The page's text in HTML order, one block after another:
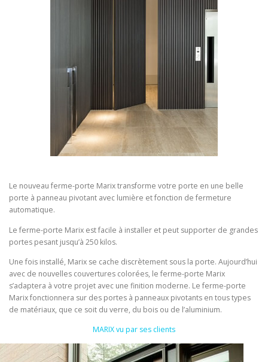
Le nouveau ferme-porte Marix transforme votre porte en une belle
porte à panneau pivotant avec lumière et fonction de fermeture
automatique.
Le ferme-porte Marix est facile à installer et peut supporter de grandes
portes pesant jusqu’à 250 kilos.
Une fois installé, Marix se cache discrètement sous la porte. Aujourd’hui
avec de nouvelles couvertures colorées, le ferme-porte Marix
s’adaptera à votre projet avec une finition moderne. Le ferme-porte
Marix fonctionnera sur des portes à panneaux pivotants en tous types
de matériaux, que ce soit du verre, du bois ou de l’aluminium.
MARIX vu par ses clients